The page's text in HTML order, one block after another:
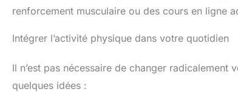
renforcement musculaire ou des cours en ligne
Intégrer l’activité physique dans votre quotidien
Il n’est pas nécessaire de changer
quelques idées :